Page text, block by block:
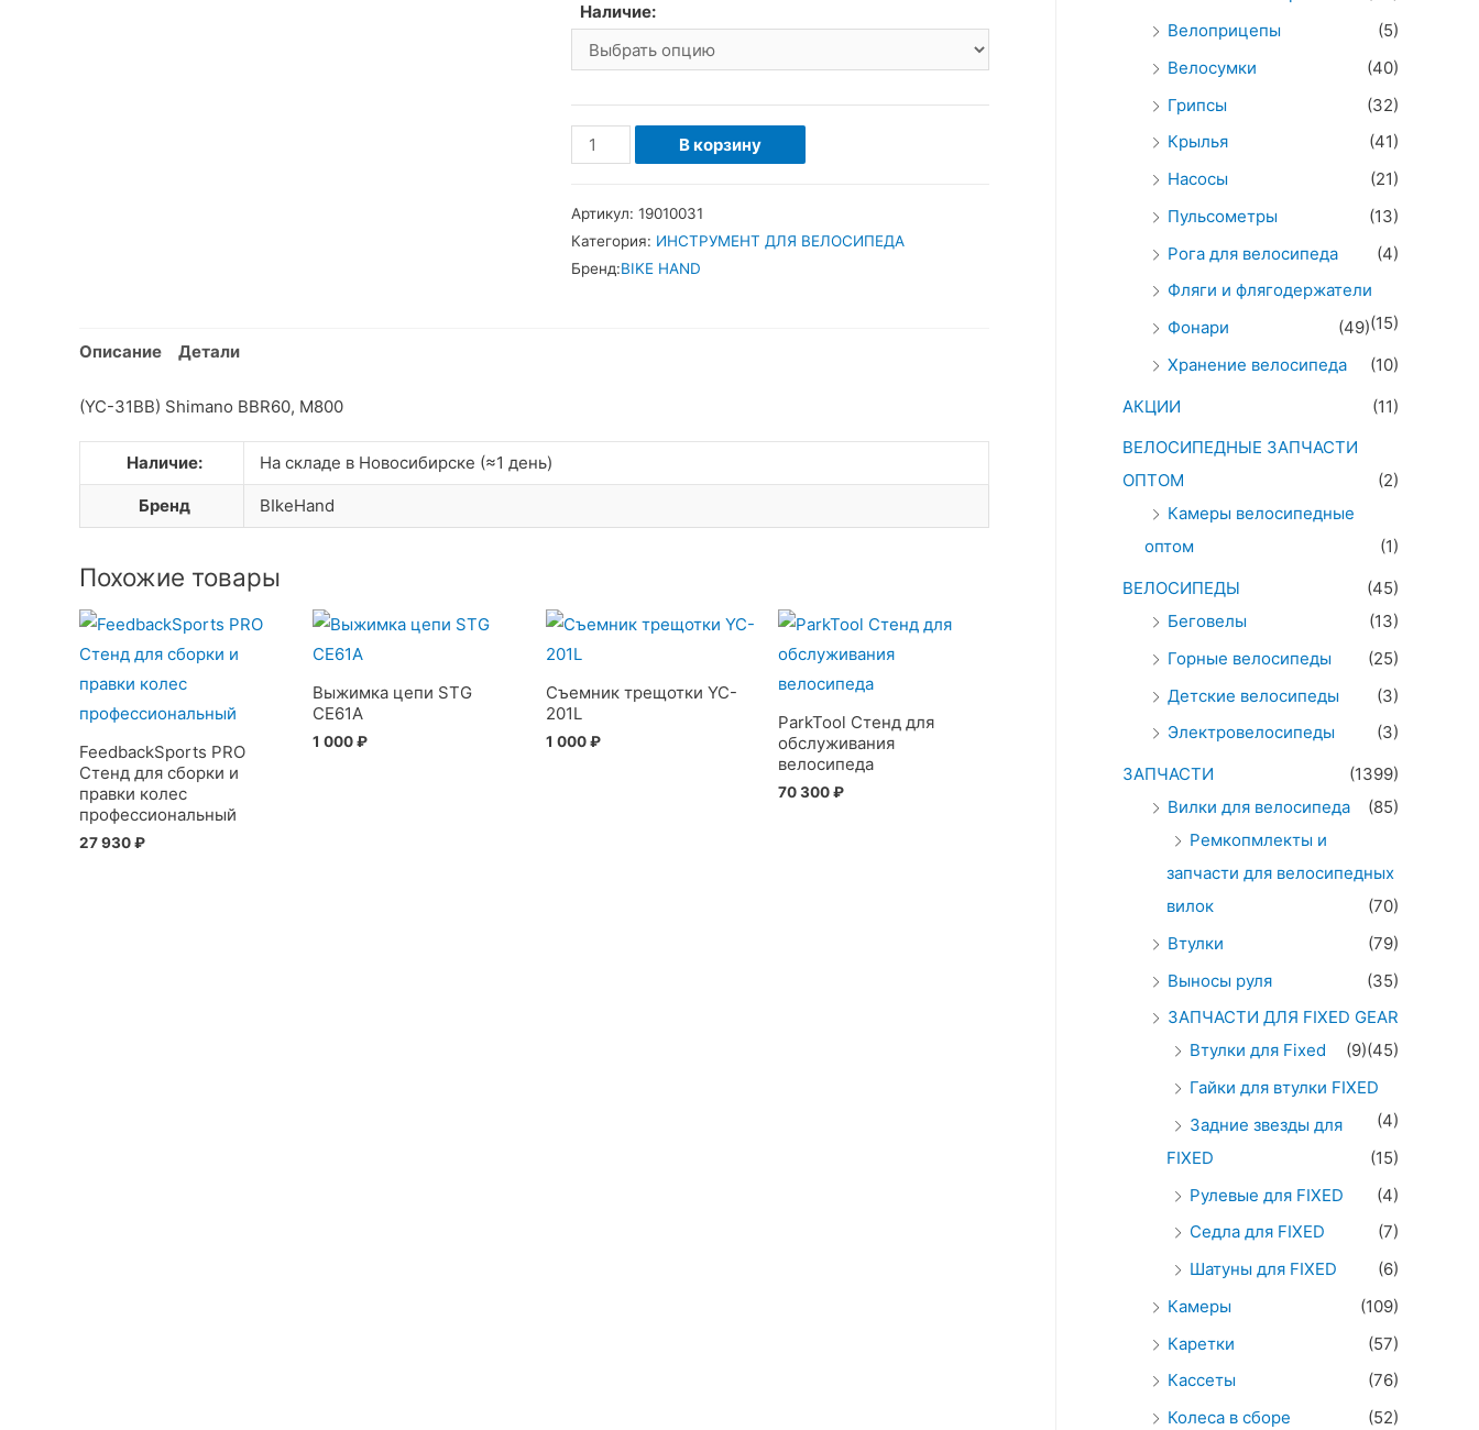
Наличие:
Количество
товара
Съемник
кареток
В корзину
Артикул: 19010031
Категория: ИНСТРУМЕНТ ДЛЯ ВЕЛОСИПЕДА
Бренд:BIKE HAND
Описание Детали
(YC-31BB) Shimano BBR60, M800
Наличие: На складе в Новосибирске (≈1 день)
Бренд BIkeHand
Похожие товары
FeedbackSports PRO
Стенд для сборки и
правки колес
профессиональный
27 930₽
Выжимка цепи STG
CE61A
1 000₽
Съемник трещотки YC-
201L
1 000₽
ParkTool Стенд для
обслуживания
велосипеда
70 300₽
Велоприцепы
(5)
Велосумки
(40)
Грипсы
(32)
Крылья
(41)
Насосы
(21)
Пульсометры
(13)
Рога для велосипеда
(4)
Фляги и флягодержатели
(15)
Фонари
(49)
Хранение велосипеда
(10)
АКЦИИ
(11)
ВЕЛОСИПЕДНЫЕ ЗАПЧАСТИ
ОПТОМ
(2)
Камеры велосипедные
оптом
(1)
ВЕЛОСИПЕДЫ
(45)
Беговелы
(13)
Горные велосипеды
(25)
Детские велосипеды
(3)
Электровелосипеды
(3)
ЗАПЧАСТИ
(1399)
Вилки для велосипеда
(85)
Ремкопмлекты и
запчасти для велосипедных
вилок
(70)
Втулки
(79)
Выносы руля
(35)
ЗАПЧАСТИ ДЛЯ FIXED GEAR
(45)
Втулки для Fixed
(9)
Гайки для втулки FIXED
(4)
Задние звезды для
FIXED
(15)
Рулевые для FIXED
(4)
Седла для FIXED
(7)
Шатуны для FIXED
(6)
Камеры
(109)
Каретки
(57)
Кассеты
(76)
Колеса в сборе
(52)